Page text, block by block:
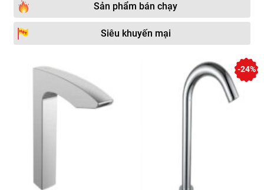
KLUDI
Vòi Lavabo cảm ứng
Vòi Lavabo cảm ứng HCG
BASIC
Vòi Lavabo cảm ứng Miken
Vòi Lavabo cảm ứng
Ranco
Vòi Lavabo cảm ứng SEWO
Sản phẩm bán chạy
Siêu khuyến mại
-24%